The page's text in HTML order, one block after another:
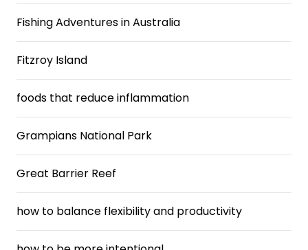
Fishing Adventures in Australia
Fitzroy Island
foods that reduce inflammation
Grampians National Park
Great Barrier Reef
how to balance flexibility and productivity